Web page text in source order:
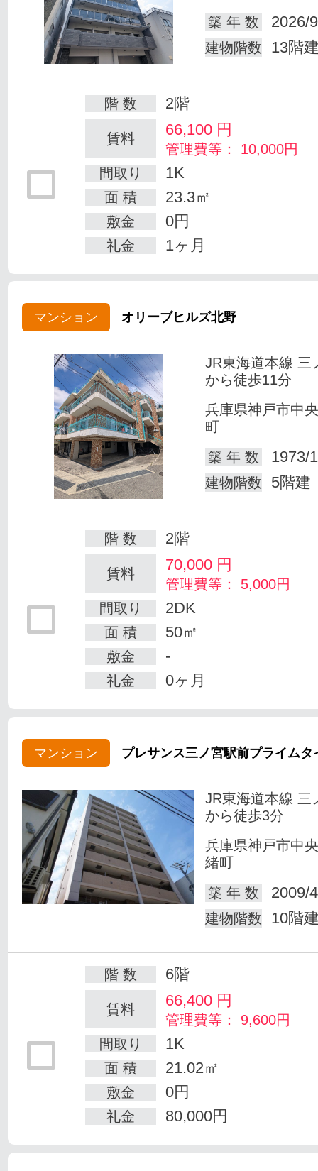
築 年 数
2026/
建物階数 13階
階 数 2階
賃料 66,100 円
管理費等： 10,000円
間取り
1K
面 積 23.3㎡
敷金 0円
礼金 1ヶ月
マンション オリーブヒルズ北野
JR東海道本線 三
から徒歩11分
兵庫県神戸市中
町
築 年 数
1973/
建物階数 5階建
階 数 2階
賃料 70,000 円
管理費等： 5,000円
間取り
2DK
面 積 50㎡
敷金 -
礼金 0ヶ月
マンション プレサンス三ノ宮駅前プライムタ
JR東海道本線 三
から徒歩3分
兵庫県神戸市中
緒町
築 年 数
2009/
建物階数 10階
階 数 6階
賃料 66,400 円
管理費等： 9,600円
間取り
1K
面 積 21.02㎡
敷金 0円
礼金 80,000円